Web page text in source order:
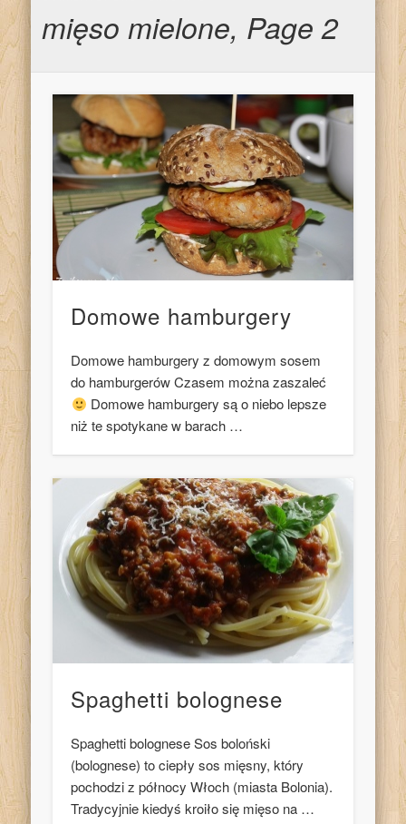
mięso mielone, Page 2
Domowe hamburgery
Domowe hamburgery z domowym sosem
do hamburgerów Czasem można zaszaleć
Domowe hamburgery są o niebo lepsze
niż te spotykane w barach …
Spaghetti bolognese
Spaghetti bolognese Sos boloński
(bolognese) to ciepły sos mięsny, który
pochodzi z północy Włoch (miasta Bolonia).
Tradycyjnie kiedyś kroiło się mięso na …